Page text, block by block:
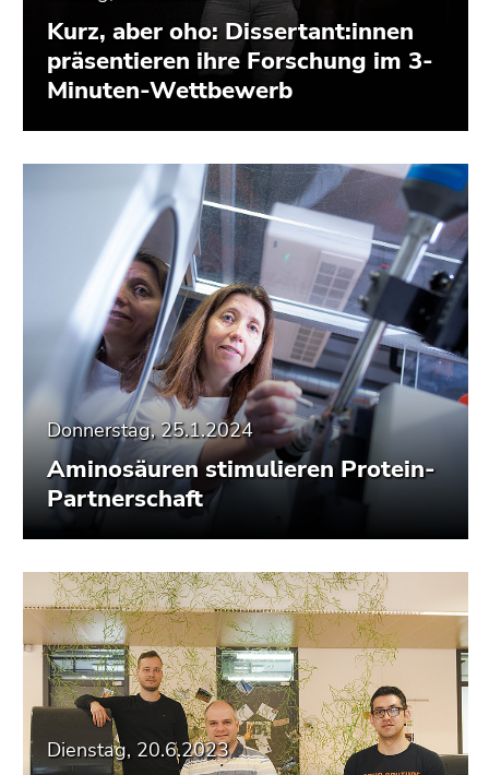
Kurz, aber oho: Dissertant:innen
präsentieren ihre Forschung im 3-
Minuten-Wettbewerb
Donnerstag, 25.1.2024
Aminosäuren stimulieren Protein-
Partnerschaft
Dienstag, 20.6.2023